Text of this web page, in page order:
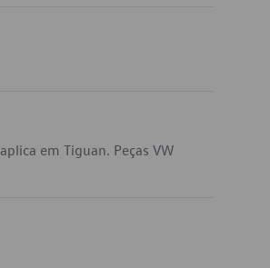
em Tiguan. Peças VW